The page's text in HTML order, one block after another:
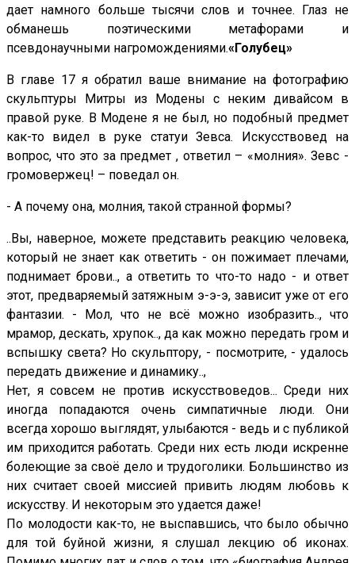
дает намного больше тысячи слов и точнее. Глаз не
обманешь поэтическими метафорами и
псевдонаучными нагромождениями.«Голубец»
В главе 17 я обратил ваше внимание на фотографию
скульптуры Митры из Модены с неким дивайсом в
правой руке. В Модене я не был, но подобный предмет
как-то видел в руке статуи Зевса. Искусствовед на
вопрос, что это за предмет , ответил – «молния». Зевс -
громовержец! – поведал он.
- А почему она, молния, такой странной формы?
..Вы, наверное, можете представить реакцию человека,
который не знает как ответить - он пожимает плечами,
поднимает брови.., а ответить то что-то надо - и ответ
этот, предваряемый затяжным э-э-э, зависит уже от его
фантазии. - Мол, что не всё можно изобразить.., что
мрамор, дескать, хрупок.., да как можно передать гром и
вспышку света? Но скульптору, - посмотрите, - удалось
передать движение и динамику..,
Нет, я совсем не против искусствоведов... Среди них
иногда попадаются очень симпатичные люди. Они
всегда хорошо выглядят, улыбаются - ведь и с публикой
им приходится работать. Среди них есть люди искренне
болеющие за своё дело и трудоголики. Большинство из
них считает своей миссией привить людям любовь к
искусству. И некоторым это удается даже!
По молодости как-то, не выспавшись, что было обычно
для той буйной жизни, я слушал лекцию об иконах.